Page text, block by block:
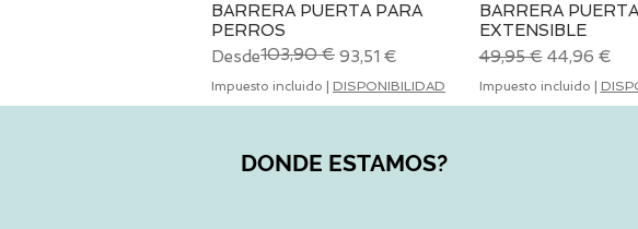
Vista rápida
BARRERA PUERTA PARA
PERROS
Desde
Precio103,90 € 93,51 €
Precio de oferta
Impuesto incluido DISPONIBILIDAD
Vista rápida
BARRERA PUERTA
EXTENSIBLE
Precio
49,95 € Precio de
44,96 €
Impuesto incluido
DONDE ESTAMOS?